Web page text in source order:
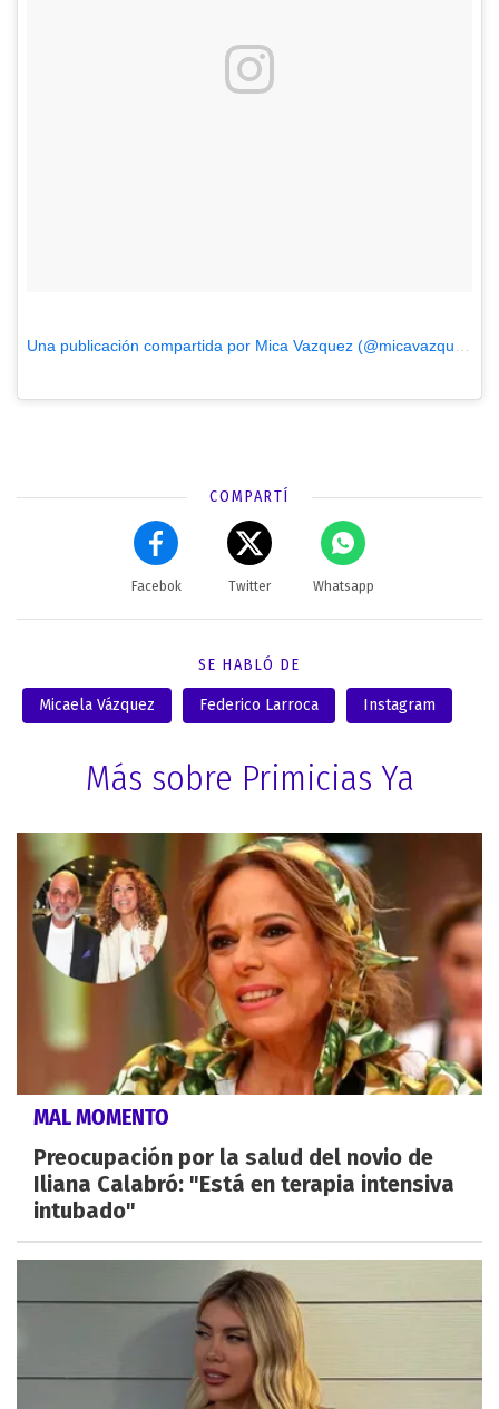
COMPARTÍ
Facebok Twitter Whatsapp
SE HABLÓ DE
Micaela Vázquez Federico Larroca Instagram
Más sobre Primicias Ya
MAL MOMENTO
Preocupación por la salud del novio de
Iliana Calabró: "Está en terapia intensiva
intubado"